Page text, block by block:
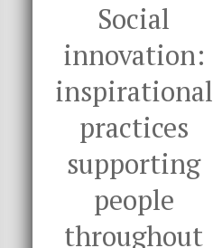
Social
innovation:
inspirational
practices
supporting
people
throughout